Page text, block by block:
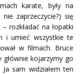
karate, były na
zaprzeczycie?) się
rozkładać na łopatki
i umieć wszystkie te
w filmach. Bruce
głównie kojarzymy go
Ja sam widziałem ten